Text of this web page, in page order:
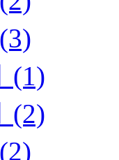
(1)
(2)